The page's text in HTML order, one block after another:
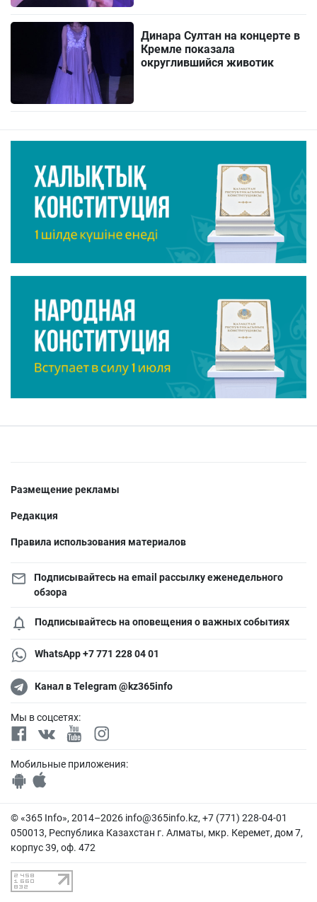
Динара Султан на концерте в
Кремле показала
округлившийся животик
Размещение рекламы
Редакция
Правила использования материалов
Подписывайтесь на email рассылку еженедельного
обзора
Подписывайтесь на оповещения о важных событиях
WhatsApp +7 771 228 04 01
Канал в Telegram @kz365info
Мы в соцсетях:
Мобильные приложения:
© «365 Info», 2014–2026 info@365info.kz, +7 (771) 228-04-01
050013, Республика Казахстан г. Алматы, мкр. Керемет, дом 7,
корпус 39, оф. 472